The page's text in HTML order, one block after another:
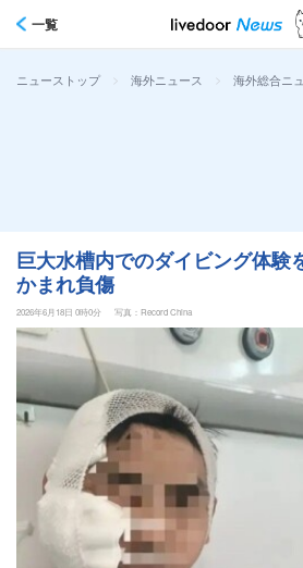
一覧
ニューストップ > 海外ニュース > 海外総合ニ
巨大水槽内でのダイビング体験
かまれ負傷
2026年6月18日 0時0分 写真：Record China